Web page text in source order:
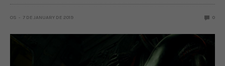
OS 7 DE JANUARY DE 2019 0